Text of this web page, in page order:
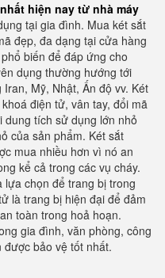
hiện nay từ nhà máy
tại gia đình. Mua két sắt
đẹp, đa dạng tại cửa hàng
biến để đáp ứng cho
dụng thường hướng tới
Mỹ, Nhật, Ấn độ vv. Két
điện tử, vân tay, đổi mã
dung tích sử dụng lớn nhỏ
của sản phẩm. Két sắt
mua nhiều hơn vì nó an
kể cả trong các vụ cháy.
lựa chọn để trang bị trong
là trang bị hiện đại để đảm
toàn trong hoả hoạn.
gia đình, văn phòng, công
bảo vệ tốt nhất.